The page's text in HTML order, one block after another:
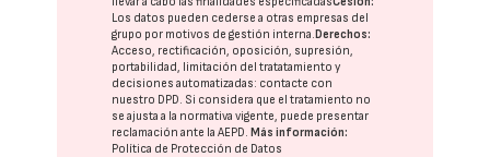
Los datos pueden cederse a otras empresas del
grupo por motivos de gestión interna.Derechos:
Acceso, rectificación, oposición, supresión,
portabilidad, limitación del tratatamiento y
decisiones automatizadas: contacte con
nuestro DPD. Si considera que el tratamiento no
se ajusta a la normativa vigente, puede presentar
reclamación ante laAEPD.Más información:
Política de Protección de Datos